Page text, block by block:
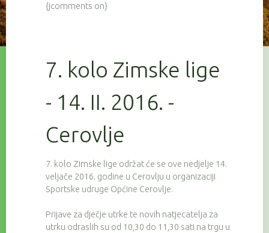
{jcomments on}
7. kolo Zimske lige
- 14. II. 2016. -
Cerovlje
7. kolo Zimske lige održat će se ove nedjelje 14.
veljače 2016. godine u Cerovlju u organizaciji
Sportske udruge Općine Cerovlje.
Prijave za dječje utrke te novih natjecatelja za
utrku odraslih su od 10,30 do 11,30 sati na trgu u